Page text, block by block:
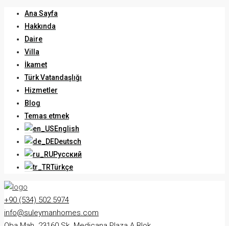
Ana Sayfa
Hakkında
Daire
Villa
İkamet
Türk Vatandaşlığı
Hizmetler
Blog
Temas etmek
English
Deutsch
Русский
Türkçe
+90 (534) 502 5974
info@suleymanhomes.com